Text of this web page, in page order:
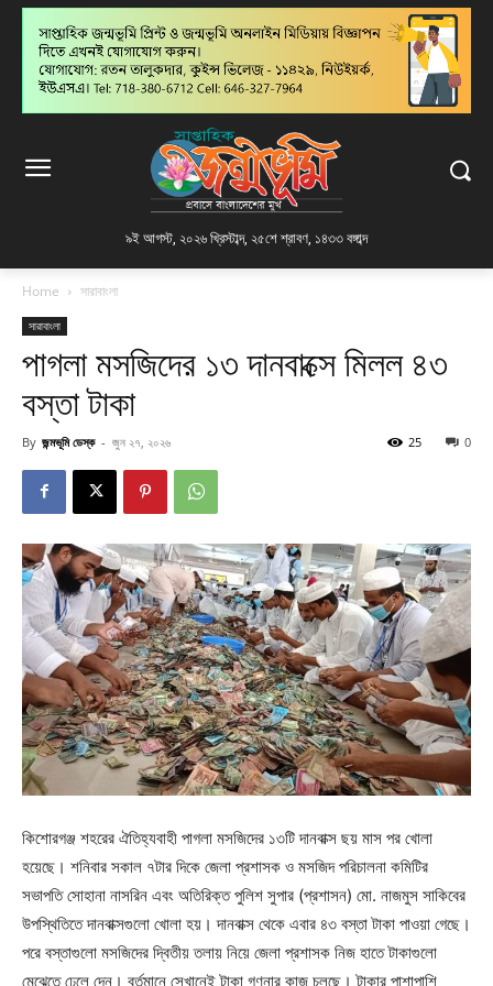
৯ই আগস্ট, ২০২৬ খ্রিস্টাব্দ, ২৫শে শ্রাবণ, ১৪৩৩ বঙ্গাব্দ
Home সারাবাংলা
সারাবাংলা
পাগলা মসজিদের ১৩ দানবাক্সে মিলল ৪৩
বস্তা টাকা
By জন্মভূমি ডেস্ক - জুন ২৭, ২০২৬ 0
25
কিশোরগঞ্জ শহরের ঐতিহ্যবাহী পাগলা মসজিদের ১৩টি দানবাক্স ছয় মাস পর খোলা
হয়েছে। শনিবার সকাল ৭টার দিকে জেলা প্রশাসক ও মসজিদ পরিচালনা কমিটির
সভাপতি সোহানা নাসরিন এবং অতিরিক্ত পুলিশ সুপার (প্রশাসন) মো. নাজমুস সাকিবের
উপস্থিতিতে দানবাক্সগুলো খোলা হয়। দানবাক্স থেকে এবার ৪৩ বস্তা টাকা পাওয়া গেছে।
পরে বস্তাগুলো মসজিদের দ্বিতীয় তলায় নিয়ে জেলা প্রশাসক নিজ হাতে টাকাগুলো
মেঝেতে ঢেলে দেন। বর্তমানে সেখানেই টাকা গণনার কাজ চলছে। টাকার পাশাপাশি